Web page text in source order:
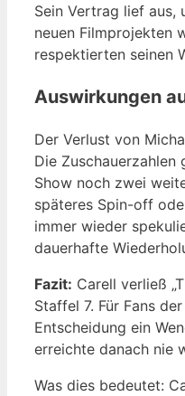
Sein Vertrag lief aus,
neuen Filmprojekten
respektierten seinen
Auswirkungen
Der Verlust von
Die
Show noch zwei
späteres Spin-off
immer wieder
dauerhafte
Fazit: Carell verließ
Staffel 7. Für Fans
Entscheidung ein
erreichte danach nie
Was dies bedeutet: